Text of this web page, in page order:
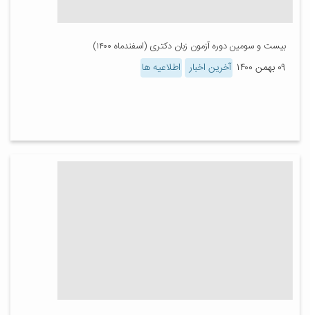
بیست و سومین دوره آزمون زبان دکتری (اسفندماه ۱۴۰۰)
۰۹ بهمن ۱۴۰۰ آخرین اخبار اطلاعیه ها